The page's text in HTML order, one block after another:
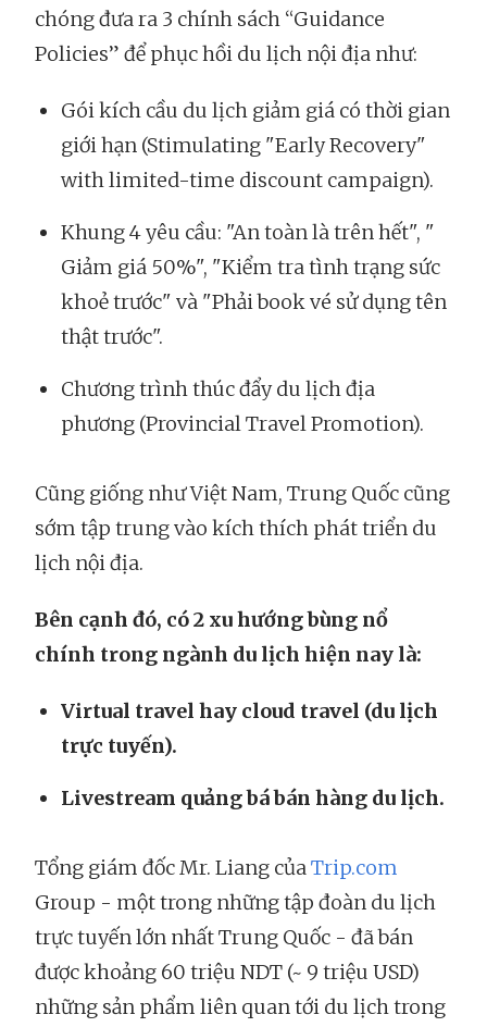
chóng đưa ra 3 chính sách “Guidance
Policies” để phục hồi du lịch nội địa như:
Gói kích cầu du lịch giảm giá có thời gian
giới hạn (Stimulating "Early Recovery"
with limited-time discount campaign).
Khung 4 yêu cầu: "An toàn là trên hết", "
Giảm giá 50%", "Kiểm tra tình trạng sức
khoẻ trước" và "Phải book vé sử dụng tên
thật trước".
Chương trình thúc đẩy du lịch địa
phương (Provincial Travel Promotion).
Cũng giống như Việt Nam, Trung Quốc cũng
sớm tập trung vào kích thích phát triển du
lịch nội địa.
Bên cạnh đó, có 2 xu hướng bùng nổ
chính trong ngành du lịch hiện nay là:
Virtual travel hay cloud travel (du lịch
trực tuyến).
Livestream quảng bá bán hàng du lịch.
Tổng giám đốc Mr. Liang củaTrip.com
Group - một trong những tập đoàn du lịch
trực tuyến lớn nhất Trung Quốc - đã bán
được khoảng 60 triệu NDT (~ 9 triệu USD)
những sản phẩm liên quan tới du lịch trong